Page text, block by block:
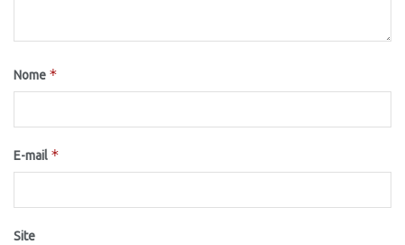
Nome *
E-mail *
Site